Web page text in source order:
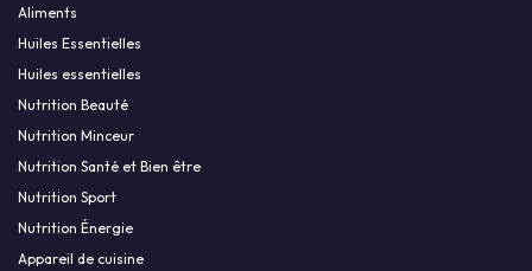
Aliments
Huiles Essentielles
Huiles essentielles
Nutrition Beauté
Nutrition Minceur
Nutrition Santé et Bien être
Nutrition Sport
Nutrition Énergie
Appareil de cuisine